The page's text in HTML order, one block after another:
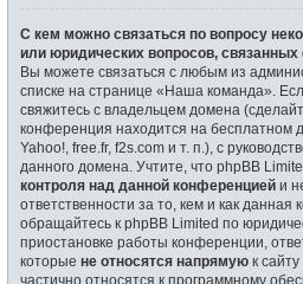
С кем можно связаться по вопросу
или юридических вопросов,
Вы можете связаться с любым из
списке на странице «Наша команда».
свяжитесь с владельцем домена
конференция находится на бесплатном
Yahoo!, free.fr, f2s.com и т. п.), с
данного домена. Учтите, что phpBB
контроля над данной конференцией и
ответственности за то, кем и как
обращайтесь к phpBB Limited по
приостановке работы конференции,
которые не относятся напрямую к
частично относятся к программному